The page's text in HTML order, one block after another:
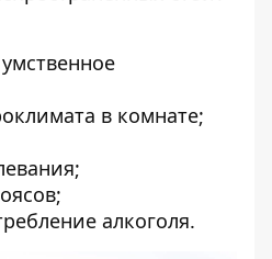
в комнате;
алкоголя.